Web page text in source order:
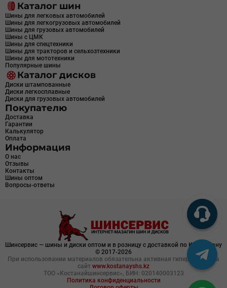
Каталог шин
Шины для легковых автомобилей
Шины для легкогрузовых автомобилей
Шины для грузовых автомобилей
Шины с ЦМК
Шины для спецтехники
Шины для тракторов и сельхозтехники
Шины для мототехники
Популярные шины
Каталог дисков
Диски штампованные
Диски легкосплавные
Диски для грузовых автомобилей
Покупателю
Доставка
Гарантии
Калькулятор
Оплата
Информация
О нас
Отзывы
Контакты
Шины оптом
Вопросы-ответы
Шинсервис — шины и диски оптом и в розницу с доставкой по Казахстану
© 2017-2026
При использовании материалов обязательна активная гиперссылка на
сайт www.kostanayshs.kz
ТОО «Костанайшинсервис», БИН: 020140003123
Политика конфиденциальности